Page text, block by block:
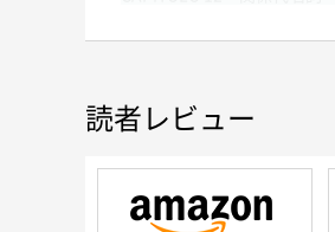
CAPITOLO 14 接続法を導
CAPITOLO 17 受動態
CAPITOLO 19 遠過去
CAPITOLO 20 話法の転換
Esercizi別冊解答集
読者レビュー